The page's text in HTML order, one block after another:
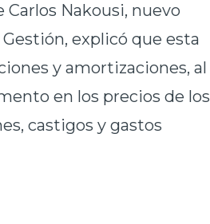
Carlos Nakousi, nuevo
explicó que esta
y amortizaciones, al
en los precios de los
castigos y gastos